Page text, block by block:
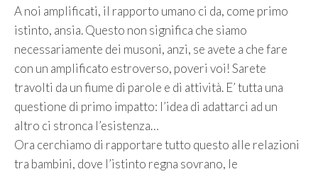
A noi amplificati, il rapporto umano ci da, come primo
istinto, ansia. Questo non significa che siamo
necessariamente dei musoni, anzi, se avete a che fare
con un amplificato estroverso, poveri voi! Sarete
travolti da un fiume di parole e di attività. E’ tutta una
questione di primo impatto: l’idea di adattarci ad un
altro ci stronca l’esistenza…
Ora cerchiamo di rapportare tutto questo alle relazioni
tra bambini, dove l’istinto regna sovrano, le